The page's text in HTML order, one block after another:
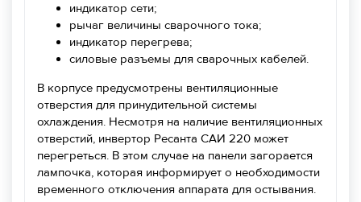
индикатор сети;
рычаг величины сварочного тока;
индикатор перегрева;
силовые разъемы для сварочных кабелей.
В корпусе предусмотрены вентиляционные
отверстия для принудительной системы
охлаждения. Несмотря на наличие вентиляционных
отверстий, инвертор Ресанта САИ 220 может
перегреться. В этом случае на панели загорается
лампочка, которая информирует о необходимости
временного отключения аппарата для остывания.